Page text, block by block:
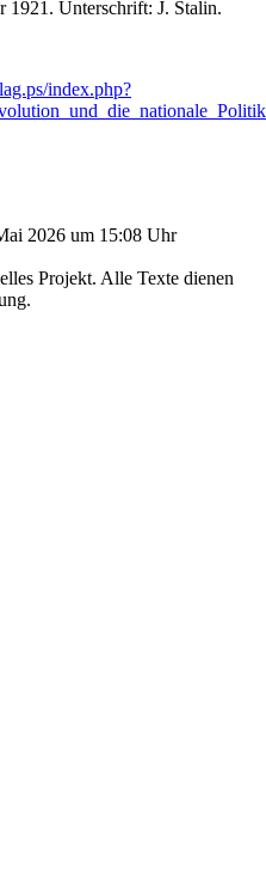
1921. Unterschrift: J. Stalin.
index.php?
2026 um 15:08 Uhr
Projekt. Alle Texte dienen